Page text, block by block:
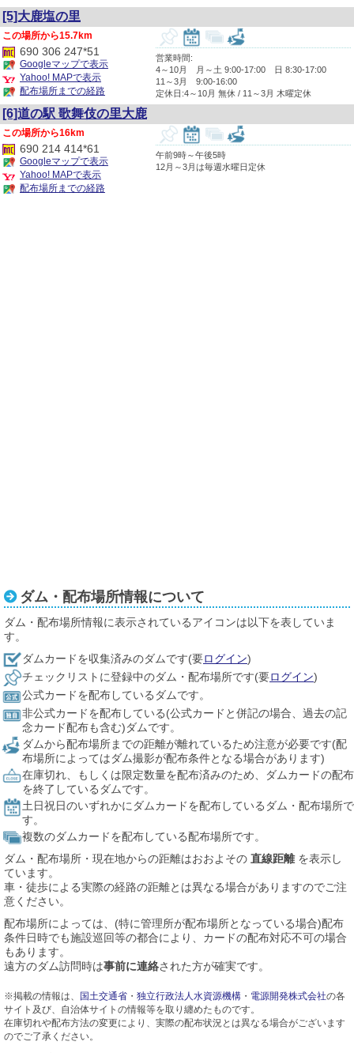
[5]大鹿塩の里
営業時間:
4～10月 月～土 9:00-17:00 日 8:30-17:00
11～3月 9:00-16:00
定休日:4～10月 無休 / 11～3月 木曜定休
15.7km
690 306 247*51
Googleマップで表示
Yahoo! MAPで表示
配布場所までの経路
[6]道の駅 歌舞伎の里大鹿
午前9時～午後5時
12月～3月は毎週水曜日定休
16km
690 214 414*61
Googleマップで表示
Yahoo! MAPで表示
配布場所までの経路
ダム・配布場所情報について
ダム・配布場所情報に表示されているアイコンは以下を表していま
す。
ダムカードを収集済みのダムです(要ログイン)
チェックリストに登録中のダム・配布場所です(要ログイン)
公式カードを配布しているダムです。
非公式カードを配布している(公式カードと併記の場合、過去の記
念カード配布も含む)ダムです。
ダムから配布場所までの距離が離れているため注意が必要です(配
布場所によってはダム撮影が配布条件となる場合があります)
在庫切れ、もしくは限定数量を配布済みのため、ダムカードの配布
を終了しているダムです。
土日祝日のいずれかにダムカードを配布しているダム・配布場所で
す。
複数のダムカードを配布している配布場所です。
ダム・配布場所・現在地からの距離はおおよその 直線距離を表示し
ています。
車・徒歩による実際の経路の距離とは異なる場合がありますのでご注
意ください。
配布場所によっては、(特に管理所が配布場所となっている場合)配布
条件日時でも施設巡回等の都合により、カードの配布対応不可の場合
もあります。
遠方のダム訪問時は事前に連絡された方が確実です。
※掲載の情報は、 国土交通省 ・ 独立行政法人水資源機構 ・ 電源開発株式会社の各
サイト及び、自治体サイトの情報等を取り纏めたものです。
在庫切れや配布方法の変更により、実際の配布状況とは異なる場合がございます
のでご了承ください。